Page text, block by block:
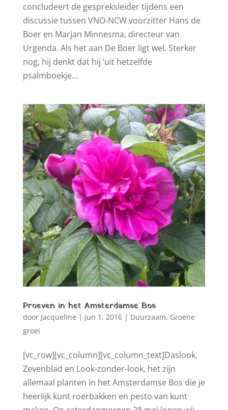
concludeert de gespreksleider tijdens een
discussie tussen VNO-NCW voorzitter Hans de
Boer en Marjan Minnesma, directeur van
Urgenda. Als het aan De Boer ligt wel. Sterker
nog, hij denkt dat hij ‘uit hetzelfde
psalmboekje...
Proeven in het Amsterdamse Bos
door Jacqueline | jun 1, 2016| Duurzaam, Groene
groei
[vc_row][vc_column][vc_column_text]Daslook,
Zevenblad en Look-zonder-look, het zijn
allemaal planten in het Amsterdamse Bos die je
heerlijk kunt roerbakken en pesto van kunt